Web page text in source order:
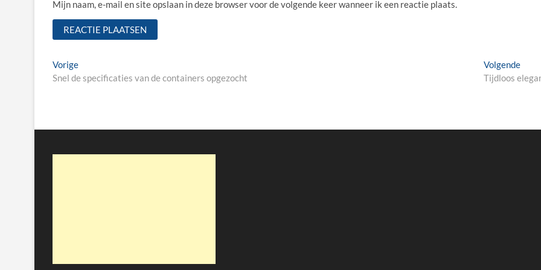
Mijn naam, e-mail en site opslaan in deze browser voor de volgende keer wanneer ik een reactie plaats.
Bericht
navigatie
VorigeVorige
bericht:
Snel de specificaties van de containers opgezocht
Volgende
Tijdloos